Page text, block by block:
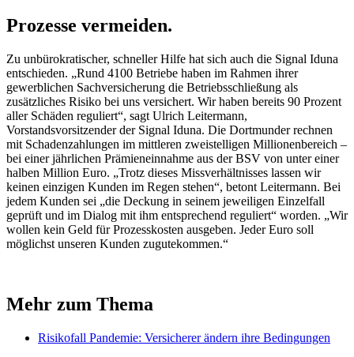
Prozesse vermeiden.
Zu unbürokratischer, schneller Hilfe hat sich auch die Signal Iduna
entschieden. „Rund 4100 Betriebe haben im Rahmen ihrer
gewerblichen Sachversicherung die Betriebsschließung als
zusätzliches Risiko bei uns versichert. Wir haben bereits 90 Prozent
aller Schäden reguliert“, sagt Ulrich Leitermann,
Vorstandsvorsitzender der Signal Iduna. Die Dortmunder rechnen
mit Schadenzahlungen im mittleren zweistelligen Millionenbereich –
bei einer jährlichen Prämieneinnahme aus der BSV von unter einer
halben Million Euro. „Trotz dieses Missverhältnisses lassen wir
keinen einzigen Kunden im Regen stehen“, betont Leitermann. Bei
jedem Kunden sei „die Deckung in seinem jeweiligen Einzelfall
geprüft und im Dialog mit ihm entsprechend reguliert“ worden. „Wir
wollen kein Geld für Prozesskosten ausgeben. Jeder Euro soll
möglichst unseren Kunden zugutekommen.“
Mehr zum Thema
Risikofall Pandemie: Versicherer ändern ihre Bedingungen